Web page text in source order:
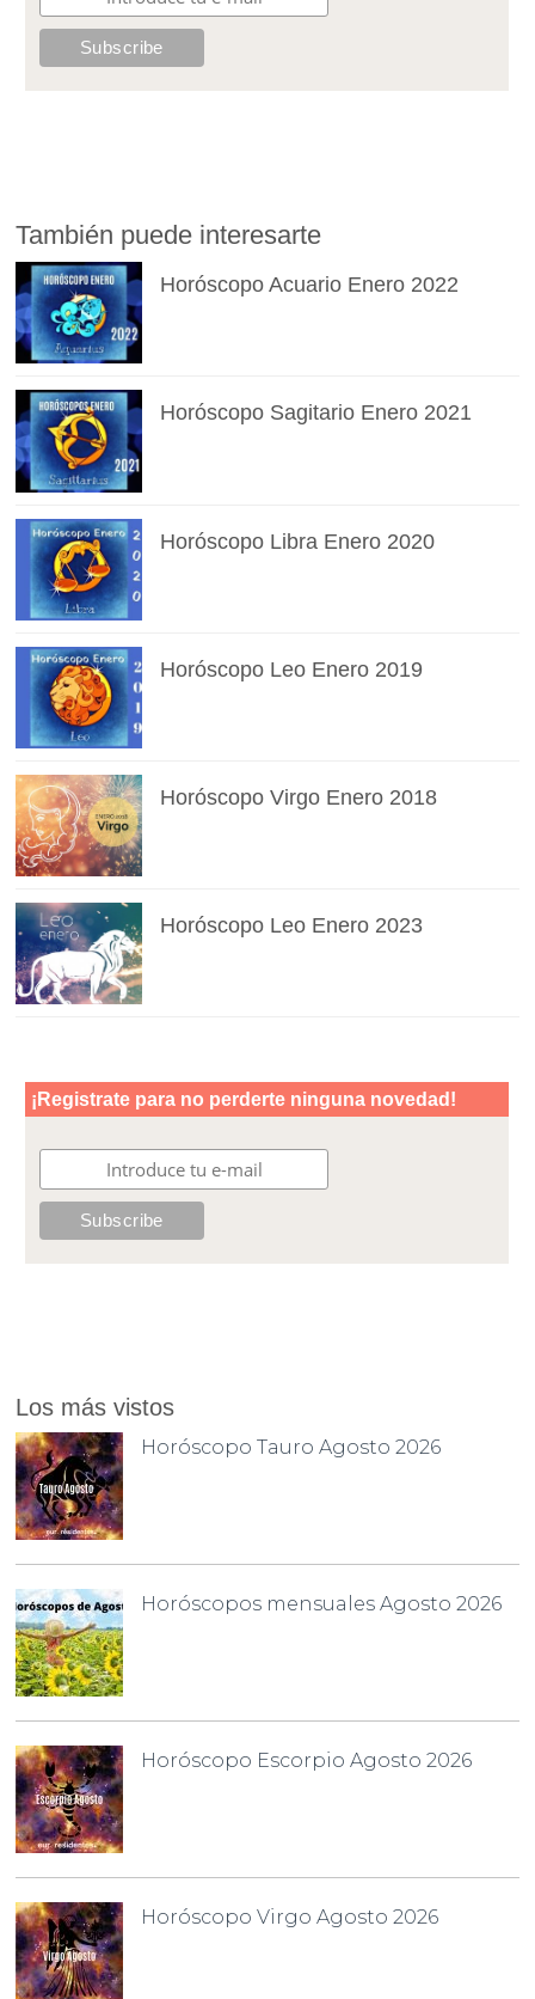
También puede interesarte
Horóscopo Acuario Enero 2022
Horóscopo Sagitario Enero 2021
Horóscopo Libra Enero 2020
Horóscopo Leo Enero 2019
Horóscopo Virgo Enero 2018
Horóscopo Leo Enero 2023
Los más vistos
Horóscopo Tauro Agosto 2026
Horóscopos mensuales Agosto 2026
Horóscopo Escorpio Agosto 2026
Horóscopo Virgo Agosto 2026